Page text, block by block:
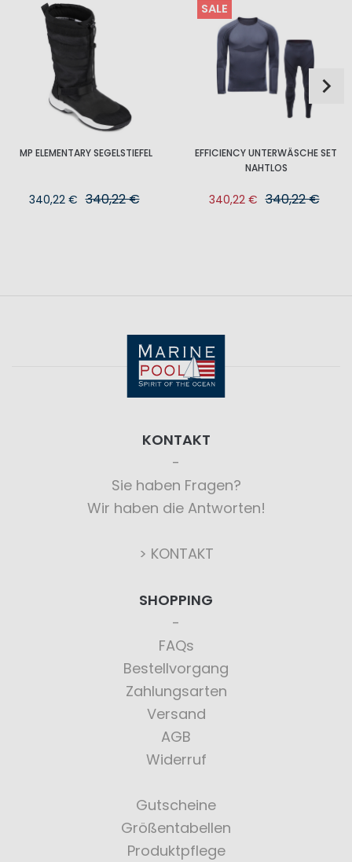
MP ELEMENTARY SEGELSTIEFEL
340,22 € 340,22 €
SALE
EFFICIENCY UNTERWÄSCHE SET
NAHTLOS
340,22 € 340,22 €
KONTAKT
Sie haben Fragen?
Wir haben die Antworten!
> KONTAKT
SHOPPING
FAQs
Bestellvorgang
Zahlungsarten
Versand
AGB
Widerruf
Gutscheine
Größentabellen
Produktpflege